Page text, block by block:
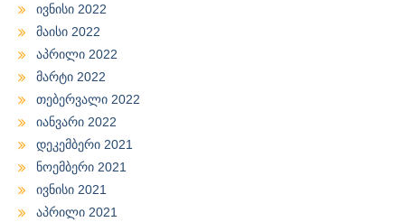
ივნისი 2022
მაისი 2022
აპრილი 2022
მარტი 2022
თებერვალი 2022
იანვარი 2022
დეკემბერი 2021
ნოემბერი 2021
ივნისი 2021
აპრილი 2021